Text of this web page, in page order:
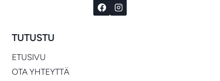
TUTUSTU
ETUSIVU
OTA YHTEYTTÄ